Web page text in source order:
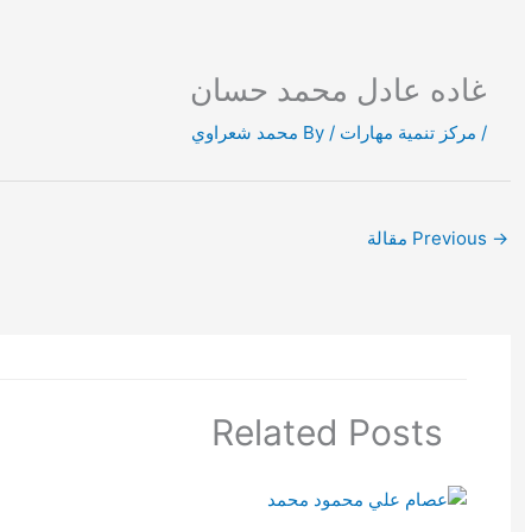
غاده عادل محمد حسان
/ مركز تنمية مهارات / By محمد شعراوي
→
Related Posts